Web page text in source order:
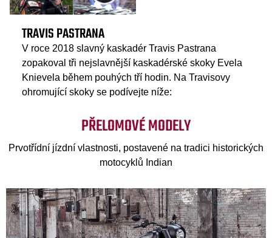
TRAVIS PASTRANA
V roce 2018 slavný kaskadér Travis Pastrana
zopakoval tři nejslavnější kaskadérské skoky Evela
Knievela během pouhých tří hodin. Na Travisovy
ohromující skoky se podívejte níže:
PŘELOMOVÉ MODELY
Prvotřídní jízdní vlastnosti, postavené na tradici historických
motocyklů Indian